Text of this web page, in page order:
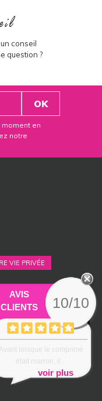
conseil
question ?
en
notre
AVIS
CLIENTS
10/10
Avant lorsque le comprimé
était marron, il...
voir plus
VIE PRIVÉE